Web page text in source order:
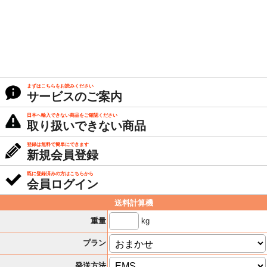
まずはこちらをお読みください
サービスのご案内
日本へ輸入できない商品をご確認ください
取り扱いできない商品
登録は無料で簡単にできます
新規会員登録
既に登録済みの方はこちらから
会員ログイン
送料計算機
重量
kg
プラン